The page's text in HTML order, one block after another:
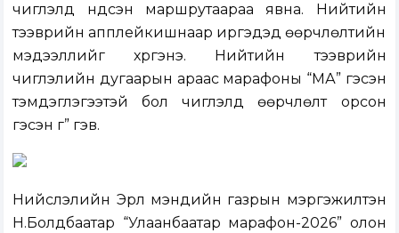
чиглэлүүд үндсэн маршрутаараа явна. Нийтийн
тээврийн апплейкишнаар иргэдэд өөрчлөлтийн
мэдээллийг хүргэнэ. Нийтийн тээврийн
чиглэлийн дугаарын араас марафоны “МА” гэсэн
тэмдэглэгээтэй бол чиглэлд өөрчлөлт орсон
гэсэн үг” гэв.
Нийслэлийн Эрүүл мэндийн газрын мэргэжилтэн
Н.Болдбаатар “Улаанбаатар марафон-2026” олон